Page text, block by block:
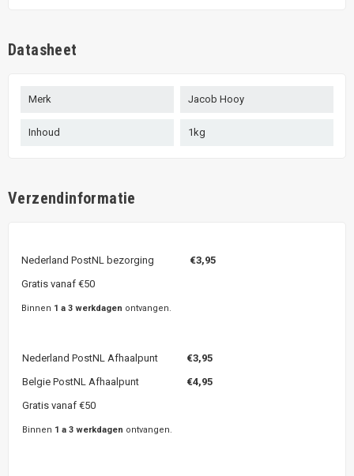
Datasheet
Merk Jacob Hooy
Inhoud 1kg
Verzendinformatie
Nederland PostNL bezorging €3,95
Gratis vanaf €50
Binnen 1 a 3 werkdagen ontvangen.
Nederland PostNL Afhaalpunt €3,95
Belgie PostNL Afhaalpunt
€4,95
Gratis vanaf €50
Binnen 1 a 3 werkdagen ontvangen.